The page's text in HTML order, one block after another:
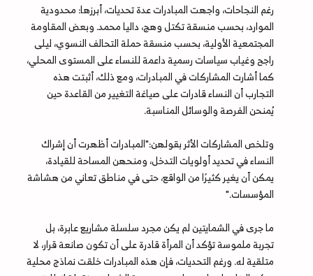
رغم النجاحات، واجهت المبادرات عدة تحديات، أبرزها: محدودية
الموارد، بحسب منسقة تكتل وهج، داليا محمد. وبعض المقاومة
المجتمعية الأولية، بحسب منسقة حملة التحالف النسوي، ليلى
راجح وغياب سياسات رسمية داعمة للنساء على المستوى المحلي،
كما أشارت المشاركات في المبادرات، ومع ذلك، أثبتت هذه
التجارب أن النساء قادرات على صياغة التغيير من القاعدة حين
يُمنحن الفرصة والوسائل المناسبة.
وتلخص المشاركات الأثر بقولهن:"المبادرات أظهرت أن إشراك
النساء في تحديد أولويات التدخل، ومنحهن المساحة للقيادة،
يمكن أن يغير كثيرًا من الواقع، حتى في مناطق تعاني من هشاشة
المؤسسات."
ما جرى في الشمايتين لم يكن مجرد سلسلة مشاريع عابرة، بل
تجربة ملموسة تؤكد أن المرأة قادرة على أن تكون صانعة قرار، لا
متلقية له. ورغم التحديات، فإن هذه المبادرات خلقت نماذج محلية